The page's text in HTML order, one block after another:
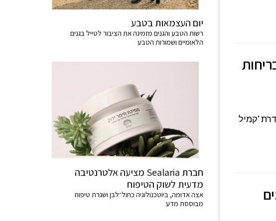
'קמיל
יום העצמאות בטבע
רשות הטבע והגנים מזמינה את הציבור לטייל בגנים
הלאומיים ושמורות הטבע
חברת Sealaria מציעה אלטרנטיבה
מדעית לשוק הטיפוח
אצה אדומה, ביוטכנולוגיה כחול־לבן ושגרת טיפוח
מבוססת מדע